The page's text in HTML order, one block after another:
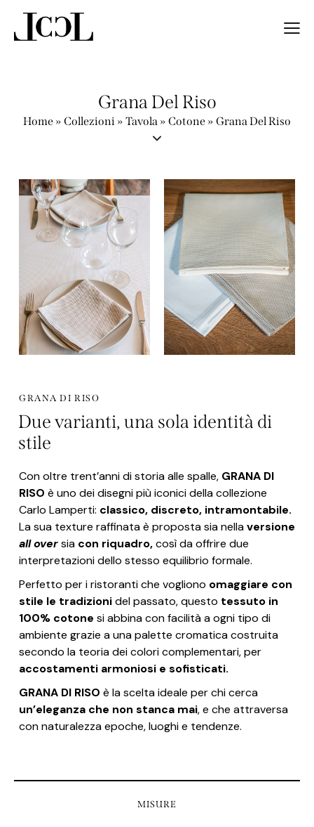
Grana Del Riso
Home » Collezioni » Tavola » Cotone » Grana Del Riso
GRANA DI RISO
Due varianti, una sola identità di
stile
Con oltre trent’anni di storia alle spalle, GRANA DI
RISO è uno dei disegni più iconici della collezione
Carlo Lamperti: classico, discreto, intramontabile.
La sua texture raffinata è proposta sia nellaversione
all oversia con riquadro,così da offrire due
interpretazioni dello stesso equilibrio formale.
Perfetto per i ristoranti che vogliono omaggiare con
stile le tradizionidel passato, questo tessuto in
100% cotone si abbina con facilità a ogni tipo di
ambiente grazie a una palette cromatica costruita
secondo la teoria dei colori complementari, per
accostamenti armoniosi e sofisticati.
GRANA DI RISO è la scelta ideale per chi cerca
un’eleganza che non stanca mai, e che attraversa
con naturalezza epoche, luoghi e tendenze.
MISURE